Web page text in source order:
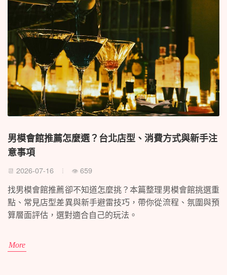
男模會館推薦怎麼選？台北店型、消費方式與新手注
意事項
📆 2026-07-16 👁 659
找男模會館推薦卻不知道怎麼挑？本篇整理男模會館挑選重
點、常見店型差異與新手避雷技巧，帶你從流程、氛圍與預
算層面評估，選對適合自己的玩法。
More